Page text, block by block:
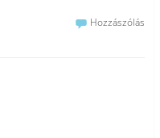
Hozzászólás